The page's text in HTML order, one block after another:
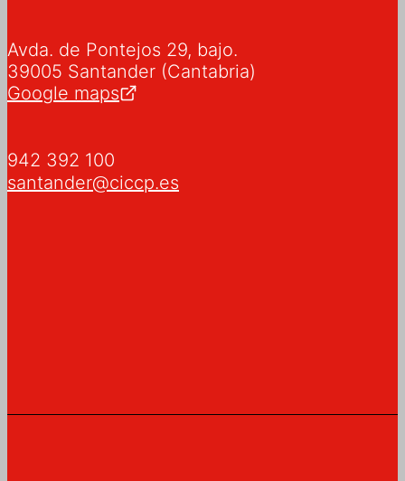
Avda. de Pontejos 29, bajo.
39005 Santander (Cantabria)
Google maps
942 392 100
santander@ciccp.es